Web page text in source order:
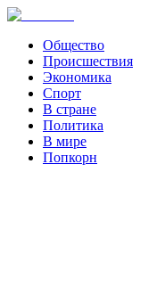
Общество
Происшествия
Экономика
Спорт
В стране
Политика
В мире
Попкорн